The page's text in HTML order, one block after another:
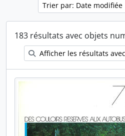
Trier par: Date modifiée
183 résultats avec objets
Afficher les résultats